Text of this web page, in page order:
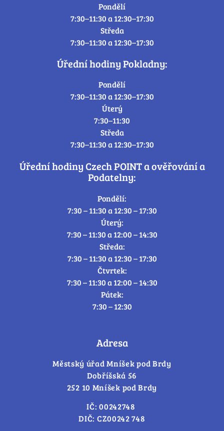
Pondělí
7:30–11:30 a 12:30–17:30
Středa
7:30–11:30 a 12:30–17:30
Úřední hodiny Pokladny:
Pondělí
7:30–11:30 a 12:30–17:30
Úterý
7:30–11:30
Středa
7:30–11:30 a 12:30–17:30
Úřední hodiny Czech POINT a ověřování a
Podatelny:
Pondělí:
7:30 – 11:30 a 12:30 – 17:30
Úterý:
7:30 – 11:30 a 12:00 – 14:30
Středa:
7:30 – 11:30 a 12:30 – 17:30
Čtvrtek:
7:30 – 11:30 a 12:00 – 14:30
Pátek:
7:30 – 12:30
Adresa
Městský úřad Mníšek pod Brdy
Dobříšská 56
252 10 Mníšek pod Brdy
IČ: 00242748
DIČ: CZ00242 748